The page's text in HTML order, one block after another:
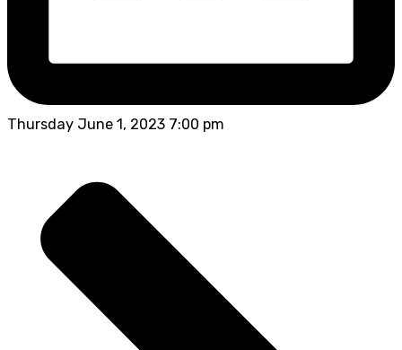
Thursday June 1, 2023 7:00 pm